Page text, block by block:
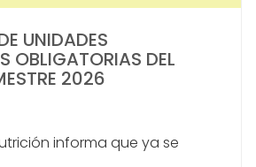
UNIDADES
OBLIGATORIAS DEL
2026
informa que ya se